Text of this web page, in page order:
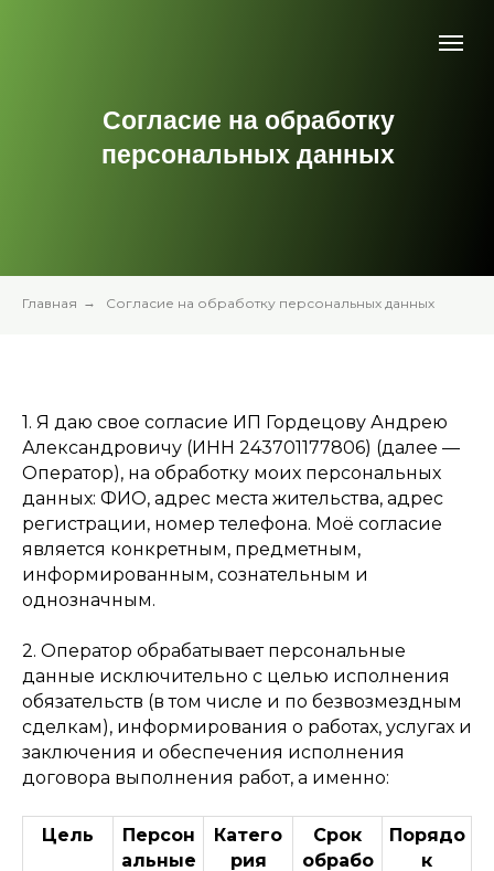
Согласие на обработку
персональных данных
Главная → Согласие на обработку персональных данных
1. Я даю свое согласие ИП Гордецову Андрею
Александровичу (ИНН 243701177806) (далее —
Оператор), на обработку моих персональных
данных: ФИО, адрес места жительства, адрес
регистрации, номер телефона. Моё согласие
является конкретным, предметным,
информированным, сознательным и
однозначным.
2. Оператор обрабатывает персональные
данные исключительно с целью исполнения
обязательств (в том числе и по безвозмездным
сделкам), информирования о работах, услугах и
заключения и обеспечения исполнения
договора выполнения работ, а именно:
Цель
Персон
альные
Катего
рия
Срок
обрабо
Порядо
к